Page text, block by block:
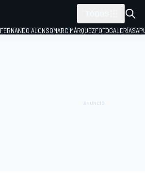
FERNANDO ALONSOMARC MÁRQUEZFOTOGALERÍAS